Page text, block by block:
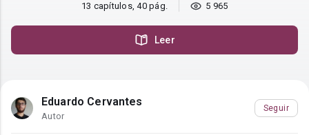
13 capítulos, 40 pág. 5 965
Leer
Eduardo Cervantes
Autor
Seguir